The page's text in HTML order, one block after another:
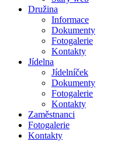
Družina
Informace
Dokumenty
Fotogalerie
Kontakty
Jídelna
Jídelníček
Dokumenty
Fotogalerie
Kontakty
Zaměstnanci
Fotogalerie
Kontakty